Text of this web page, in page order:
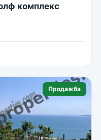
комплекс
Продажба